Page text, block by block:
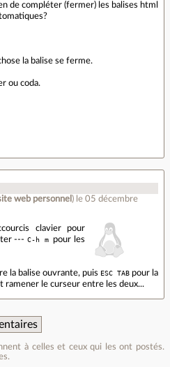
de compléter (fermer) les balises html
la balise se ferme.
ou coda.
web personnel ) le 05 décembre
clavier pour
--- C-h m pour les
la balise ouvrante, puis ESC TAB pour la
le curseur entre les deux...
à celles et ceux qui les ont postés.